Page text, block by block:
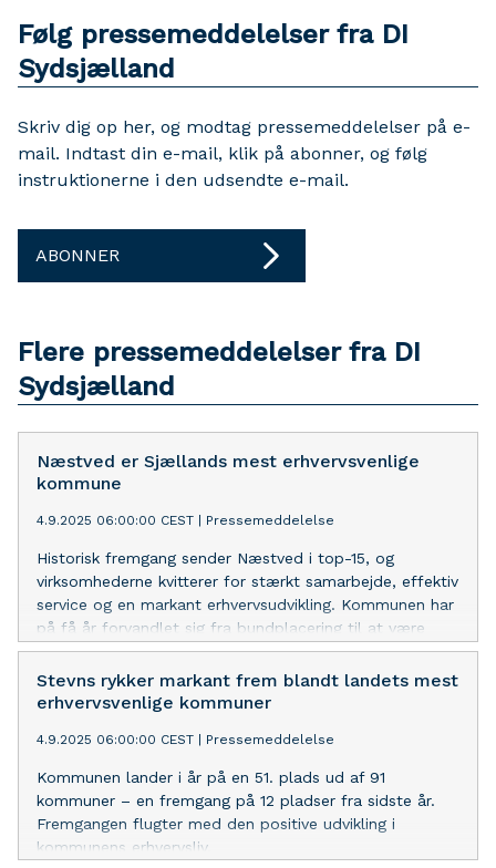
Følg pressemeddelelser fra DI
Sydsjælland
Skriv dig op her, og modtag pressemeddelelser på e-
mail. Indtast din e-mail, klik på abonner, og følg
instruktionerne i den udsendte e-mail.
ABONNER
Flere pressemeddelelser fra DI
Sydsjælland
Næstved er Sjællands mest erhvervsvenlige
kommune
4.9.2025 06:00:00 CEST Pressemeddelelse
Historisk fremgang sender Næstved i top-15, og
virksomhederne kvitterer for stærkt samarbejde, effektiv
service og en markant erhvervsudvikling. Kommunen har
på få år forvandlet sig fra bundplacering til at være
blandt de mest attraktive.
Stevns rykker markant frem blandt landets mest
erhvervsvenlige kommuner
4.9.2025 06:00:00 CEST Pressemeddelelse
Kommunen lander i år på en 51. plads ud af 91
kommuner – en fremgang på 12 pladser fra sidste år.
Fremgangen flugter med den positive udvikling i
kommunens erhvervsliv.